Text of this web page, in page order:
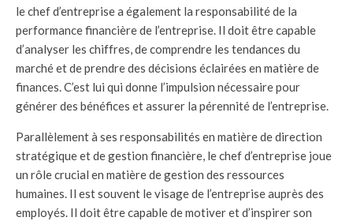
le chef d’entreprise a également la responsabilité de la
performance financière de l’entreprise. Il doit être capable
d’analyser les chiffres, de comprendre les tendances du
marché et de prendre des décisions éclairées en matière de
finances. C’est lui qui donne l’impulsion nécessaire pour
générer des bénéfices et assurer la pérennité de l’entreprise.
Parallèlement à ses responsabilités en matière de direction
stratégique et de gestion financière, le chef d’entreprise joue
un rôle crucial en matière de gestion des ressources
humaines. Il est souvent le visage de l’entreprise auprès des
employés. Il doit être capable de motiver et d’inspirer son